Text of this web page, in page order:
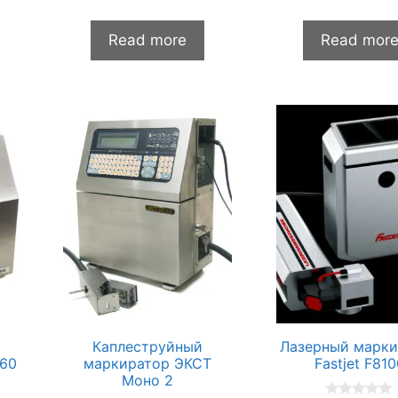
5
Read more
5
Read more
Каплеструйный
маркиратор ЭКСТ
Моно 2
Лазерный
Fastjet